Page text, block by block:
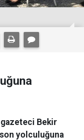
Bekir
yolculuğuna